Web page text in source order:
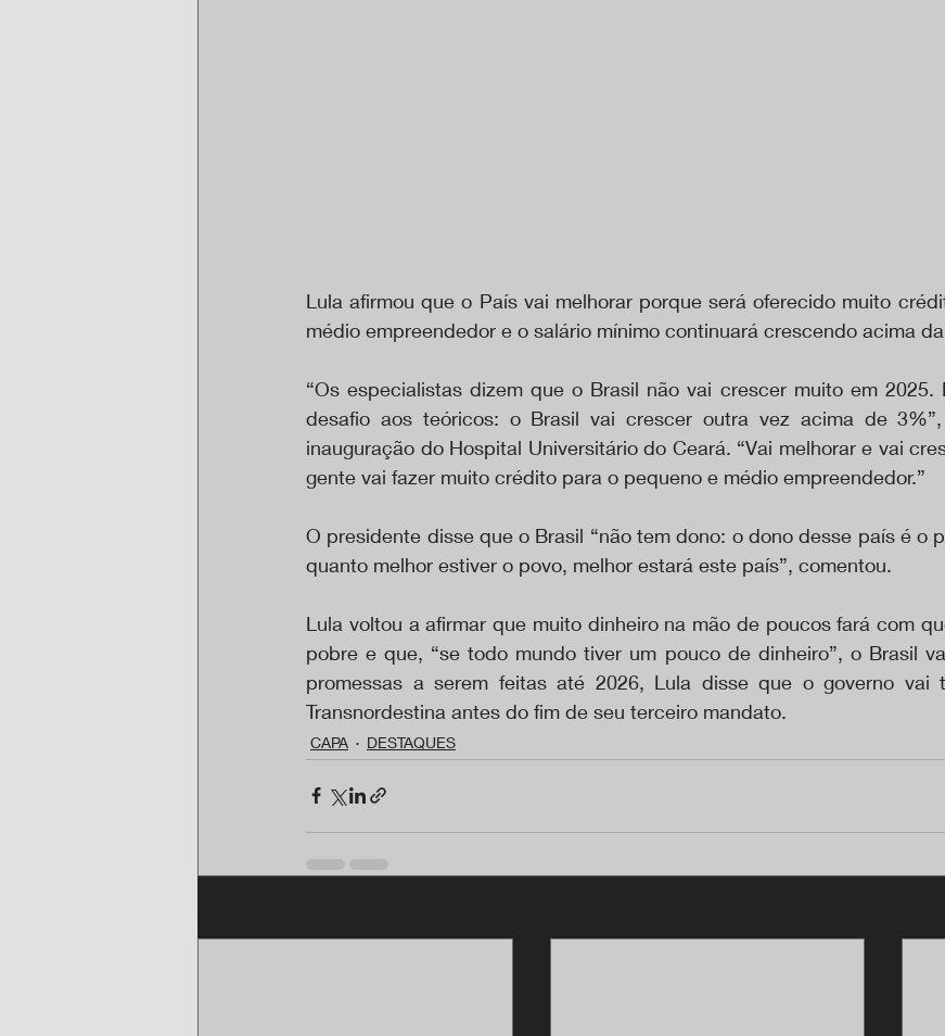
Lula afirmou que o País vai melhorar porque será oferecido muito
médio empreendedor e o salário mínimo continuará crescendo acima
“Os especialistas dizem que o Brasil não vai crescer muito em 2025.
desafio aos teóricos: o Brasil vai crescer outra vez acima de
inauguração do Hospital Universitário do Ceará. “Vai melhorar e vai
gente vai fazer muito crédito para o pequeno e médio empreendedor.”
O presidente disse que o Brasil “não tem dono: o dono desse país é o
quanto melhor estiver o povo, melhor estará este país”, comentou.
Lula voltou a afirmar que muito dinheiro na mão de poucos fará com
pobre e que, “se todo mundo tiver um pouco de dinheiro”, o Brasil
promessas a serem feitas até 2026, Lula disse que o governo vai
Transnordestina antes do fim de seu terceiro mandato.
CAPA DESTAQUES